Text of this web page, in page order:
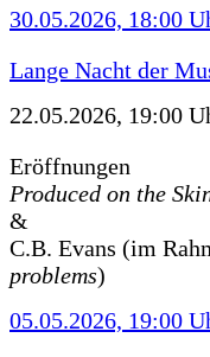
30.05.2026, 18:00
Lange Nacht der
22.05.2026, 19:00
Eröffnungen
Produced on the
&
C.B. Evans (im
problems)
05.05.2026, 19:00